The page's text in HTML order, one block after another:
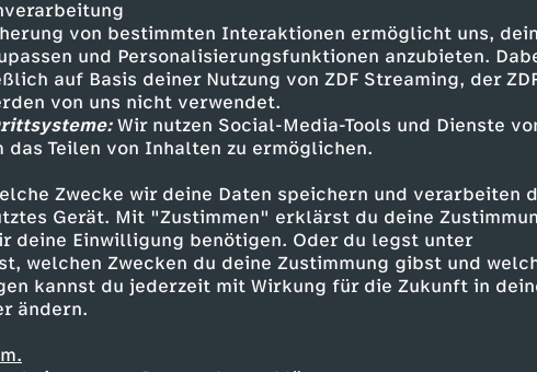
von bestimmten Interaktionen ermöglicht uns,
und Personalisierungsfunktionen anzubieten.
auf Basis deiner Nutzung von ZDF Streaming, der
von uns nicht verwendet.
Wir nutzen Social-Media-Tools und Dienste
Teilen von Inhalten zu ermöglichen.
Zwecke wir deine Daten speichern und verarbeiten
Gerät. Mit "Zustimmen" erklärst du deine
deine Einwilligung benötigen. Oder du legst unter
welchen Zwecken du deine Zustimmung gibst und
kannst du jederzeit mit Wirkung für die Zukunft in
ändern.
entdecken
informativ phoenix vor ort